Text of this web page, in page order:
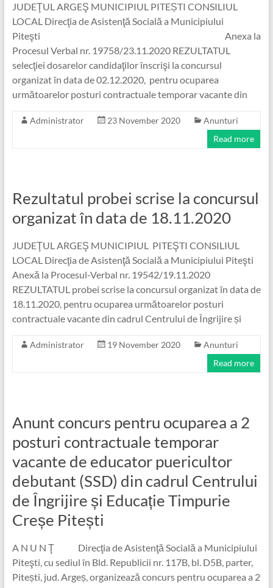
JUDEŢUL ARGEŞ MUNICIPIUL PITEȘTI CONSILIUL
LOCAL Direcţia de Asistenţă Socială a Municipiului
Piteşti Anexa la
Procesul Verbal nr. 19758/23.11.2020 REZULTATUL
selecţiei dosarelor candidaţilor înscrişi la concursul
organizat în data de 02.12.2020, pentru ocuparea
următoarelor posturi contractuale temporar vacante din
Administrator 23 November 2020
Anunturi
Read more
Rezultatul probei scrise la concursul
organizat în data de 18.11.2020
JUDEŢUL ARGEŞ MUNICIPIUL PITEŞTI CONSILIUL
LOCAL Direcţia de Asistenţă Socială a Municipiului Piteşti
Anexă la Procesul-Verbal nr. 19542/19.11.2020
REZULTATUL probei scrise la concursul organizat în data de
18.11.2020, pentru ocuparea următoarelor posturi
contractuale vacante din cadrul Centrului de Îngrijire și
Administrator 19 November 2020
Anunturi
Read more
Anunt concurs pentru ocuparea a 2
posturi contractuale temporar
vacante de educator puericultor
debutant (SSD) din cadrul Centrului
de Îngrijire și Educație Timpurie
Creșe Pitești
A N U N Ţ Direcţia de Asistenţă Socială a Municipiului
Piteşti, cu sediul în Bld. Republicii nr. 117B, bl. D5B, parter,
Pitești, jud. Argeș, organizează concurs pentru ocuparea a 2